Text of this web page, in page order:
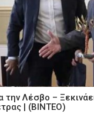
Λέσβο –
| (ΒΙΝΤΕΟ)